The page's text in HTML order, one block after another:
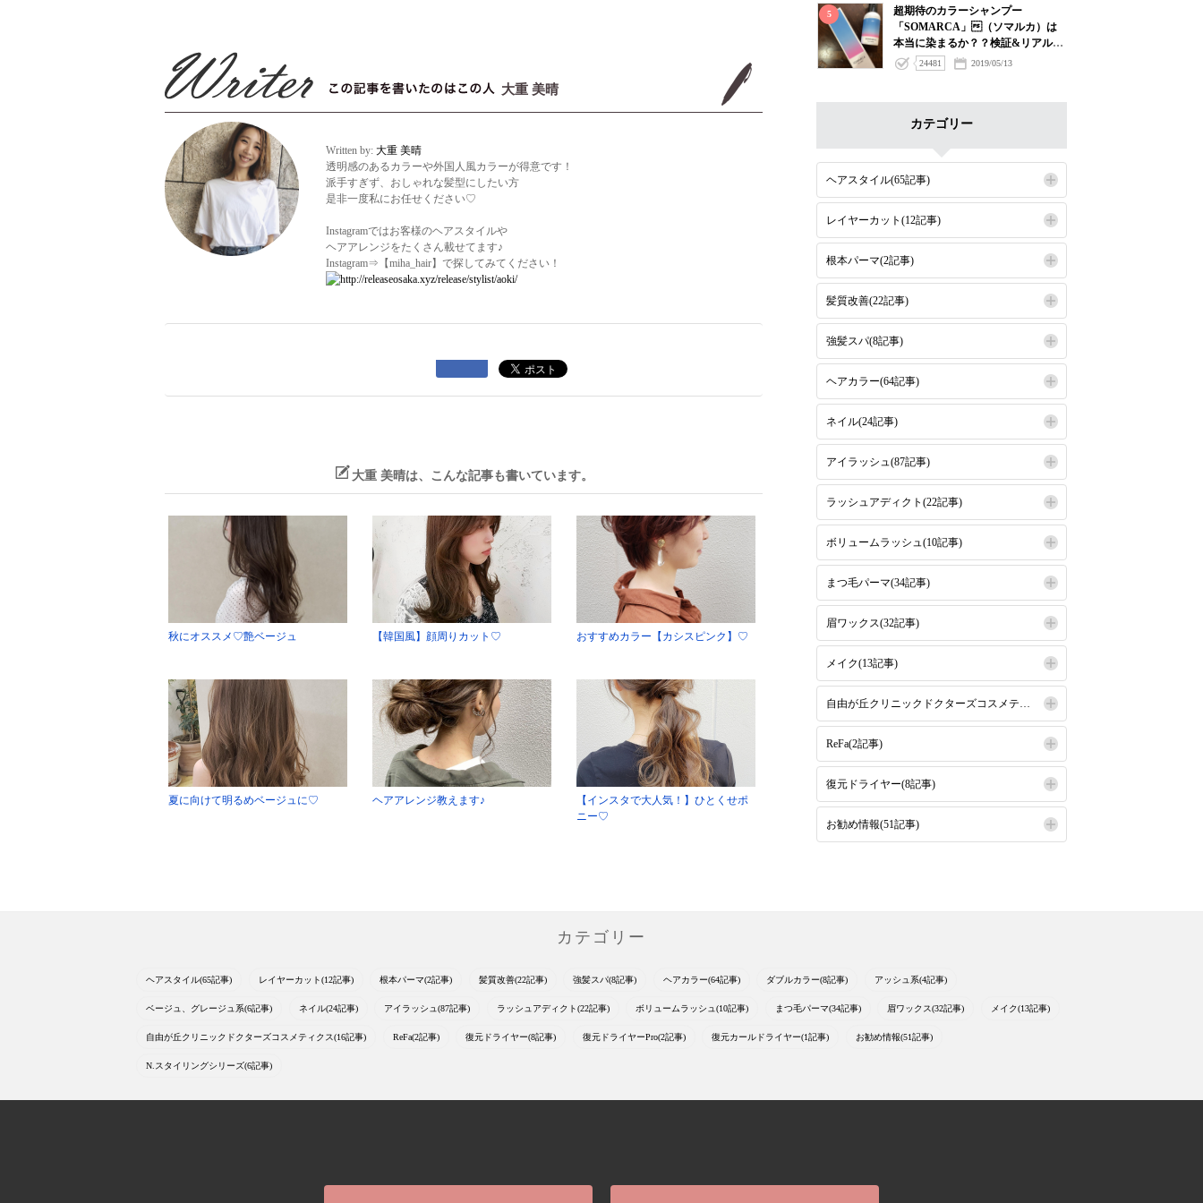
大重 美晴
Written by: 大重 美晴
透明感のあるカラーや外国人風カラーが得意です！
派手すぎず、おしゃれな髪型にしたい方
是非一度私にお任せください♡
Instagramではお客様のヘアスタイルや
ヘアアレンジをたくさん載せてます♪
Instagram⇒【miha_hair】で探してみてください！
大重 美晴は、こんな記事も書いています。
秋にオススメ♡艶ベージュ 【韓国風】顔周りカット♡ おすすめカラー【カシスピンク】♡
夏に向けて明るめベージュに♡ ヘアアレンジ教えます♪
【インスタで大人気！】ひとくせポ
ニー♡
5
超期待のカラーシャンプー
「SOMARCA」（ソマルカ）は
本当に染まるか？？検証&リアルゲ
ストデータプレビューレポート
24481 2019/05/13
カテゴリー
ヘアスタイル(65記事)
レイヤーカット(12記事)
根本パーマ(2記事)
髪質改善(22記事)
強髪スパ(8記事)
ヘアカラー(64記事)
ネイル(24記事)
アイラッシュ(87記事)
ラッシュアディクト(22記事)
ボリュームラッシュ(10記事)
まつ毛パーマ(34記事)
眉ワックス(32記事)
メイク(13記事)
自由が丘クリニックドクターズコスメティクス(16記事)
ReFa(2記事)
復元ドライヤー(8記事)
お勧め情報(51記事)
カテゴリー
ヘアスタイル(65記事) レイヤーカット(12記事) 根本パーマ(2記事) 髪質改善(22記事) 強髪スパ(8記事) ヘアカラー(64記事) ダブルカラー(8記事) アッシュ系(4記事)
ベージュ、グレージュ系(6記事) ネイル(24記事) アイラッシュ(87記事) ラッシュアディクト(22記事) ボリュームラッシュ(10記事) まつ毛パーマ(34記事) 眉ワックス(32記事) メイク(13記事)
自由が丘クリニックドクターズコスメティクス(16記事) ReFa(2記事) 復元ドライヤー(8記事) 復元ドライヤーPro(2記事) 復元カールドライヤー(1記事) お勧め情報(51記事)
N.スタイリングシリーズ(6記事)